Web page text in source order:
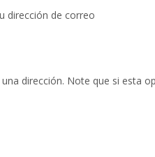
dirección de correo
dirección. Note que si esta